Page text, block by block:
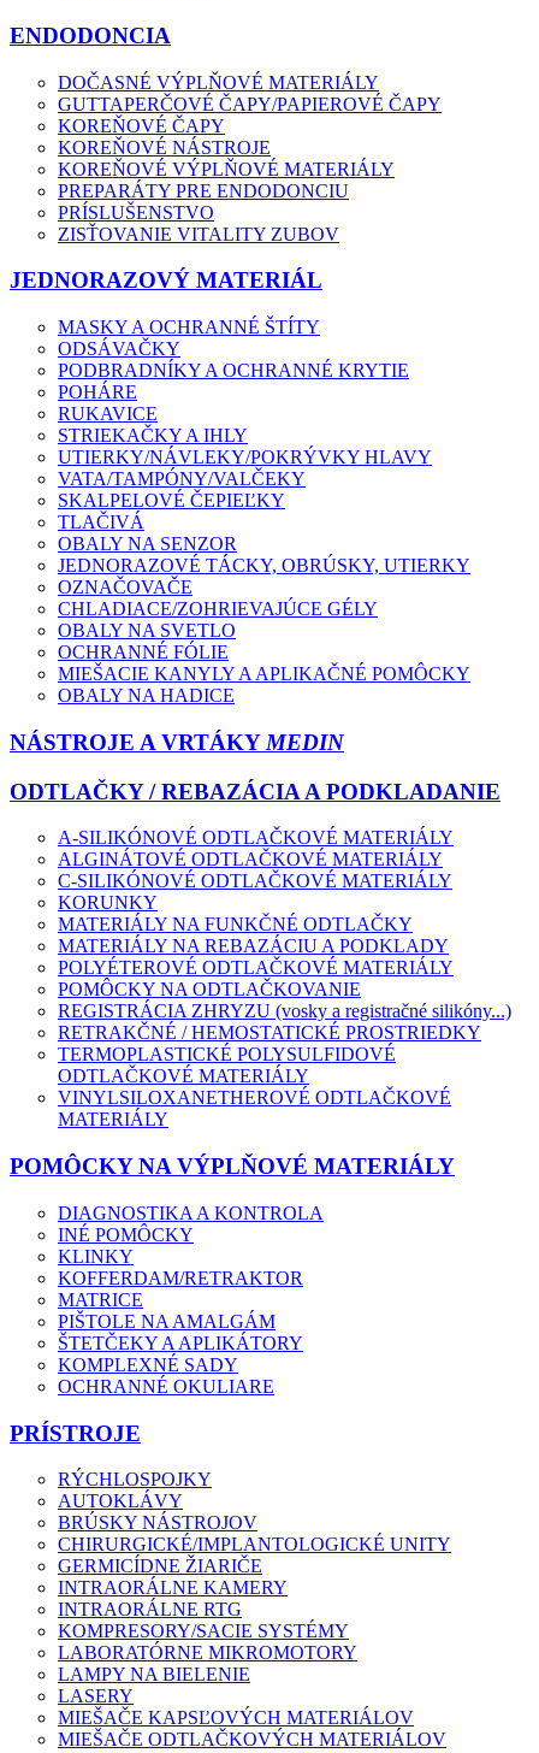
ENDODONCIA
DOČASNÉ VÝPLŇOVÉ MATERIÁLY
GUTTAPERČOVÉ ČAPY/PAPIEROVÉ ČAPY
KOREŇOVÉ ČAPY
KOREŇOVÉ NÁSTROJE
KOREŇOVÉ VÝPLŇOVÉ MATERIÁLY
PREPARÁTY PRE ENDODONCIU
PRÍSLUŠENSTVO
ZISŤOVANIE VITALITY ZUBOV
JEDNORAZOVÝ MATERIÁL
MASKY A OCHRANNÉ ŠTÍTY
ODSÁVAČKY
PODBRADNÍKY A OCHRANNÉ KRYTIE
POHÁRE
RUKAVICE
STRIEKAČKY A IHLY
UTIERKY/NÁVLEKY/POKRÝVKY HLAVY
VATA/TAMPÓNY/VALČEKY
SKALPELOVÉ ČEPIEĽKY
TLAČIVÁ
OBALY NA SENZOR
JEDNORAZOVÉ TÁCKY, OBRÚSKY, UTIERKY
OZNAČOVAČE
CHLADIACE/ZOHRIEVAJÚCE GÉLY
OBALY NA SVETLO
OCHRANNÉ FÓLIE
MIEŠACIE KANYLY A APLIKAČNÉ POMÔCKY
OBALY NA HADICE
NÁSTROJE A VRTÁKY MEDIN
ODTLAČKY / REBAZÁCIA A PODKLADANIE
A-SILIKÓNOVÉ ODTLAČKOVÉ MATERIÁLY
ALGINÁTOVÉ ODTLAČKOVÉ MATERIÁLY
C-SILIKÓNOVÉ ODTLAČKOVÉ MATERIÁLY
KORUNKY
MATERIÁLY NA FUNKČNÉ ODTLAČKY
MATERIÁLY NA REBAZÁCIU A PODKLADY
POLYÉTEROVÉ ODTLAČKOVÉ MATERIÁLY
POMÔCKY NA ODTLAČKOVANIE
REGISTRÁCIA ZHRYZU (vosky a registračné silikóny...)
RETRAKČNÉ / HEMOSTATICKÉ PROSTRIEDKY
TERMOPLASTICKÉ POLYSULFIDOVÉ
ODTLAČKOVÉ MATERIÁLY
VINYLSILOXANETHEROVÉ ODTLAČKOVÉ
MATERIÁLY
POMÔCKY NA VÝPLŇOVÉ MATERIÁLY
DIAGNOSTIKA A KONTROLA
INÉ POMÔCKY
KLINKY
KOFFERDAM/RETRAKTOR
MATRICE
PIŠTOLE NA AMALGÁM
ŠTETČEKY A APLIKÁTORY
KOMPLEXNÉ SADY
OCHRANNÉ OKULIARE
PRÍSTROJE
RÝCHLOSPOJKY
AUTOKLÁVY
BRÚSKY NÁSTROJOV
CHIRURGICKÉ/IMPLANTOLOGICKÉ UNITY
GERMICÍDNE ŽIARIČE
INTRAORÁLNE KAMERY
INTRAORÁLNE RTG
KOMPRESORY/SACIE SYSTÉMY
LABORATÓRNE MIKROMOTORY
LAMPY NA BIELENIE
LASERY
MIEŠAČE KAPSĽOVÝCH MATERIÁLOV
MIEŠAČE ODTLAČKOVÝCH MATERIÁLOV